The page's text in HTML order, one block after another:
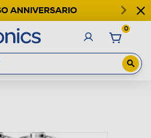
ANNIVERSARIO
0